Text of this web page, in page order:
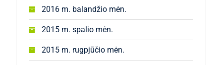
2016 m. balandžio mėn.
2015 m. spalio mėn.
2015 m. rugpjūčio mėn.